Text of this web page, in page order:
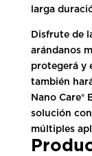
larga
Disfrute de
arándanos
protegerá y
también
Nano Care®
solución
múltiples